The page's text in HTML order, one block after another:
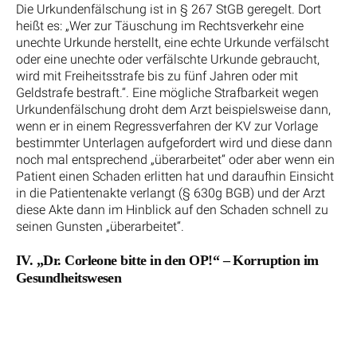
Die Urkundenfälschung ist in § 267 StGB geregelt. Dort
heißt es: „Wer zur Täuschung im Rechtsverkehr eine
unechte Urkunde herstellt, eine echte Urkunde verfälscht
oder eine unechte oder verfälschte Urkunde gebraucht,
wird mit Freiheitsstrafe bis zu fünf Jahren oder mit
Geldstrafe bestraft.“. Eine mögliche Strafbarkeit wegen
Urkundenfälschung droht dem Arzt beispielsweise dann,
wenn er in einem Regressverfahren der KV zur Vorlage
bestimmter Unterlagen aufgefordert wird und diese dann
noch mal entsprechend „überarbeitet“ oder aber wenn ein
Patient einen Schaden erlitten hat und daraufhin Einsicht
in die Patientenakte verlangt (§ 630g BGB) und der Arzt
diese Akte dann im Hinblick auf den Schaden schnell zu
seinen Gunsten „überarbeitet“.
IV. „Dr. Corleone bitte in den OP!“ – Korruption im
Gesundheitswesen